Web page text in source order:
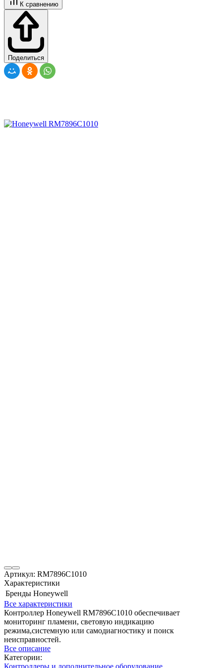
К сравнению
Поделиться
Артикул: RM7896C1010
Характеристики
Бренды Honeywell
Все характеристики
Контроллер Honeywell RM7896C1010 обеспечивает
мониторинг пламени, световую индикацию
режима,системную или самодиагностику и поиск
неисправностей.
Все описание
Категории:
Контроллеры и дополнительное оборудование